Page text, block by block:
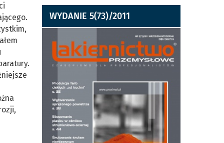
WYDANIE 5(73)/2011